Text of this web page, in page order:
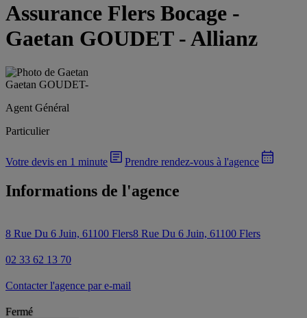
Assurance Flers Bocage -
Gaetan GOUDET - Allianz
Gaetan GOUDET-
Agent Général
Particulier
Votre devis en 1 minute Prendre rendez-vous à l'agence
Informations de l'agence
8 Rue Du 6 Juin, 61100 Flers8 Rue Du 6 Juin, 61100 Flers
02 33 62 13 70
Contacter l'agence par e-mail
Fermé